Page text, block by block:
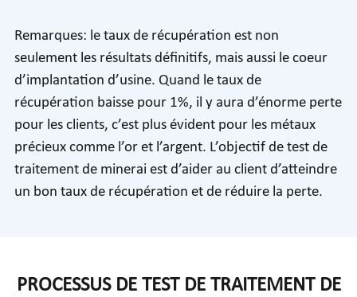
Remarques: le taux de récupération est non
seulement les résultats définitifs, mais aussi le coeur
d’implantation d’usine. Quand le taux de
récupération baisse pour 1%, il y aura d’énorme perte
pour les clients, c’est plus évident pour les métaux
précieux comme l’or et l’argent. L’objectif de test de
traitement de minerai est d’aider au client d’atteindre
un bon taux de récupération et de réduire la perte.
PROCESSUS DE TEST DE TRAITEMENT DE